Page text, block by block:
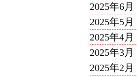
2025年6月
2025年5月
2025年4月
2025年3月
2025年2月